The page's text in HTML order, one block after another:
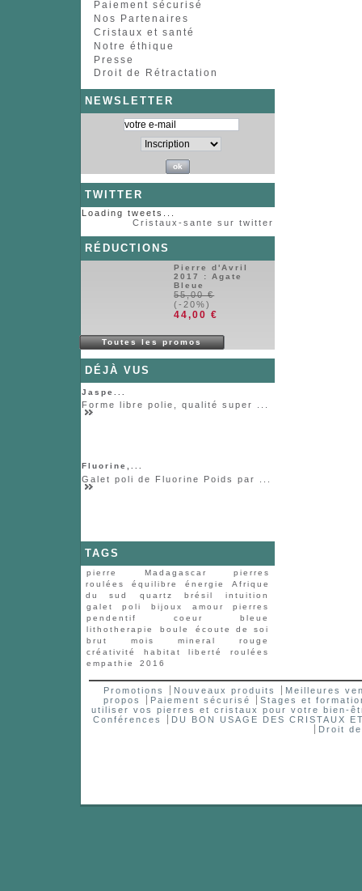
Paiement sécurisé
Nos Partenaires
Cristaux et santé
Notre éthique
Presse
Droit de Rétractation
NEWSLETTER
TWITTER
Loading tweets...
Cristaux-sante sur twitter
RÉDUCTIONS
Pierre d'Avril
2017 : Agate
Bleue
55,00 €
(-20%)
44,00 €
Toutes les promos
DÉJÀ VUS
Jaspe...
Forme libre polie, qualité super ...
Fluorine,...
Galet poli de Fluorine Poids par ...
TAGS
pierre Madagascar
pierres
roulées
équilibre énergie
Afrique
du sud
quartz brésil
intuition
galet
poli bijoux amour
pierres
pendentif
coeur
bleue
lithotherapie
boule
écoute de soi
brut
mois mineral
rouge
créativité
habitat liberté
roulées
empathie
2016
Promotions Nouveaux produits
Meilleures
propos
Paiement sécurisé
Stages et
utiliser vos pierres et cristaux pour votre bien-
Conférences
DU BON USAGE DES CRISTAUX
Droit